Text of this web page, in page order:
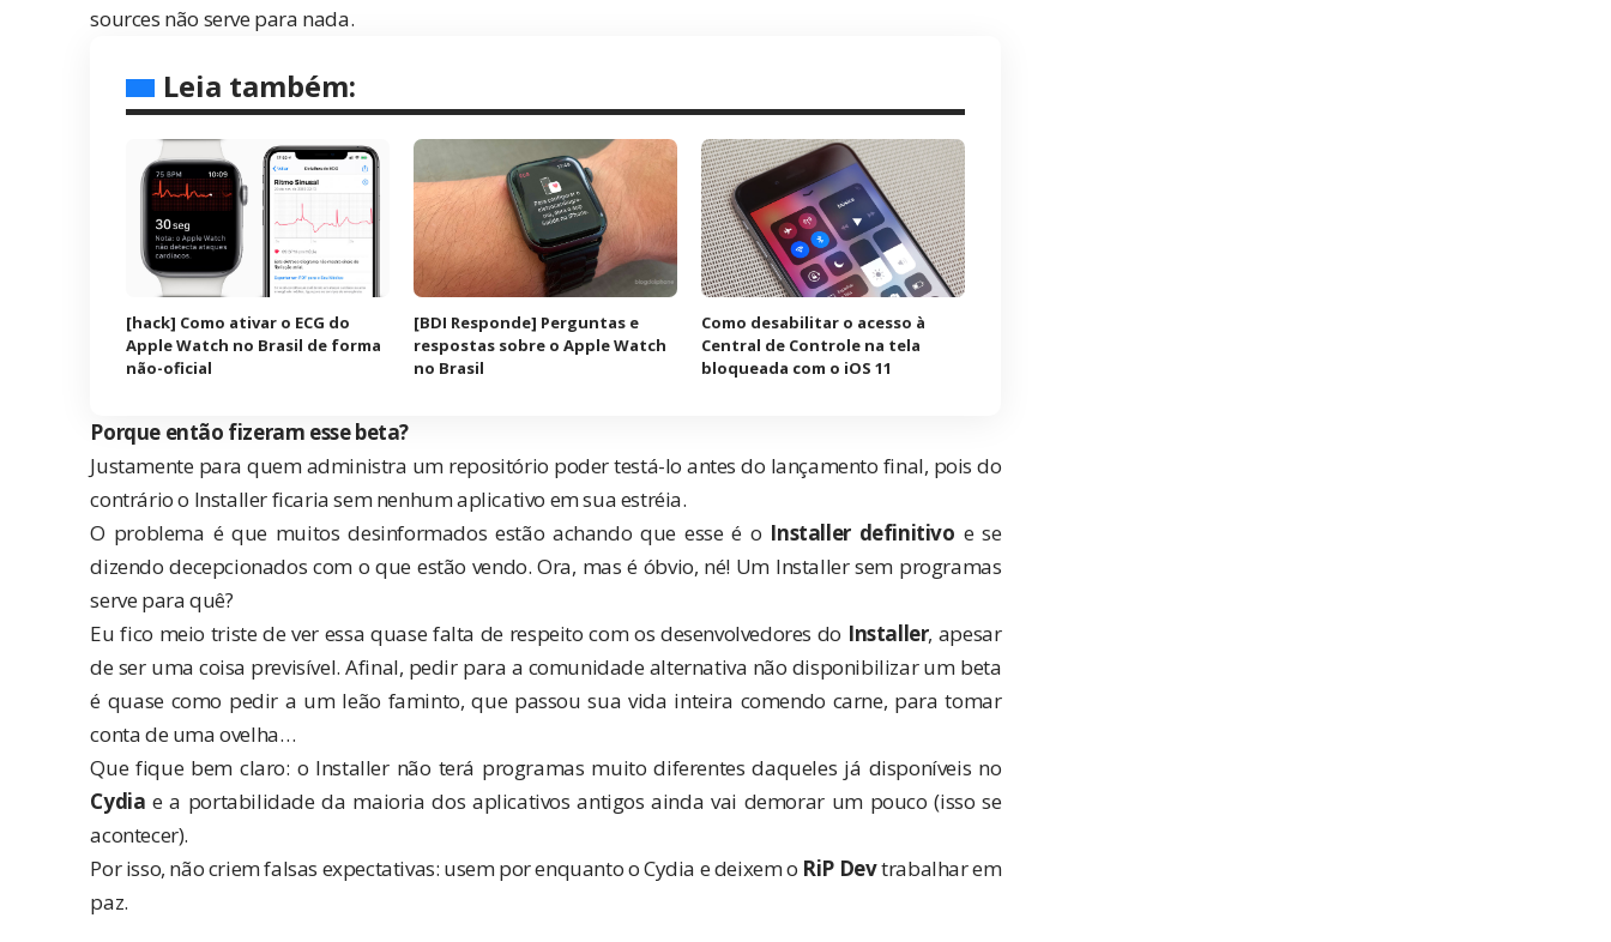
sources não serve para nada.
Leia também:
[hack] Como ativar o ECG do
Apple Watch no Brasil de forma
não-oficial
[BDI Responde] Perguntas e
respostas sobre o Apple Watch
no Brasil
Como desabilitar o acesso à
Central de Controle na tela
bloqueada com o iOS 11
Porque então fizeram esse beta?
Justamente para quem administra um repositório poder testá-lo antes do lançamento final, pois do
contrário o Installer ficaria sem nenhum aplicativo em sua estréia.
O problema é que muitos desinformados estão achando que esse é o Installer definitivo e se
dizendo decepcionados com o que estão vendo. Ora, mas é óbvio, né! Um Installer sem programas
serve para quê?
Eu fico meio triste de ver essa quase falta de respeito com os desenvolvedores do Installer, apesar
de ser uma coisa previsível. Afinal, pedir para a comunidade alternativa não disponibilizar um beta
é quase como pedir a um leão faminto, que passou sua vida inteira comendo carne, para tomar
conta de uma ovelha…
Que fique bem claro: o Installer não terá programas muito diferentes daqueles já disponíveis no
Cydia e a portabilidade da maioria dos aplicativos antigos ainda vai demorar um pouco (isso se
acontecer).
Por isso, não criem falsas expectativas: usem por enquanto o Cydia e deixem o RiP Devtrabalhar em
paz.